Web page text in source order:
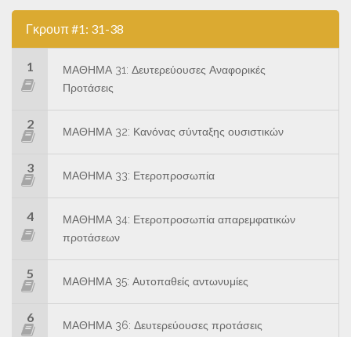
Γκρουπ #1: 31-38
1
ΜΑΘΗΜΑ 31: Δευτερεύουσες Αναφορικές
Προτάσεις
2
ΜΑΘΗΜΑ 32: Κανόνας σύνταξης ουσιστικών
3
ΜΑΘΗΜΑ 33: Ετεροπροσωπία
4
ΜΑΘΗΜΑ 34: Ετεροπροσωπία απαρεμφατικών
προτάσεων
5
ΜΑΘΗΜΑ 35: Αυτοπαθείς αντωνυμίες
6
ΜΑΘΗΜΑ 36: Δευτερεύουσες προτάσεις